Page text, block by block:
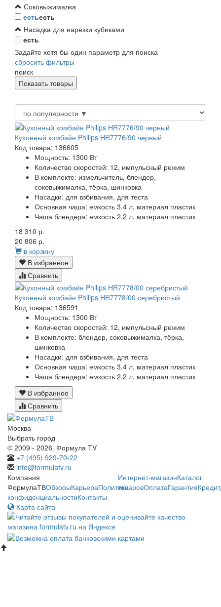
Соковыжималка
естьесть
Насадка для нарезки кубиками
есть
Задайте хотя бы один параметр для поиска
сбросить фильтры
поиск
Кухонный комбайн Philips HR7776/90 черный
Код товара: 136605
Мощность: 1300 Вт
Количество скоростей: 12, импульсный режим
В комплекте: измельчитель, блендер,
соковыжималка, тёрка, шинковка
Насадки: для взбивания, для теста
Основная чаша: емкость 3.4 л, материал пластик
Чаша блендера: емкость 2.2 л, материал пластик
18 310 р.
20 806 р.
в корзину
В избранное
Сравнить
Кухонный комбайн Philips HR7778/00 серебристый
Код товара: 136591
Мощность: 1300 Вт
Количество скоростей: 12, импульсный режим
В комплекте: блендер, соковыжималка, тёрка,
шинковка
Насадки: для взбивания, для теста
Основная чаша: емкость 3.4 л, материал пластик
Чаша блендера: емкость 2.2 л, материал пластик
В избранное
Сравнить
Москва
Выбрать город
© 2009 - 2026. Формула TV
+7 (495) 929-70-22
info@formulatv.ru
Компания
ФормулаТВОбзорыКарьераПолитика
конфиденциальностиКонтакты
Интернет-магазинКаталог
товаровОплатаГарантияКредит
Карта сайта